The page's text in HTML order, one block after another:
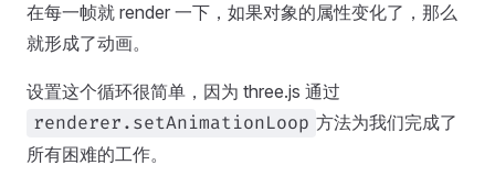
在每一帧就 render 一下，如果对象的属性变化了，那么
就形成了动画。
设置这个循环很简单，因为 three.js 通过
renderer.setAnimationLoop 方法为我们完成了
所有困难的工作。